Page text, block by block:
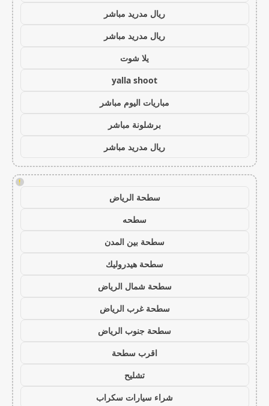
ريال مدريد مباشر
ريال مدريد مباشر
يلا شوت
yalla shoot
مباريات اليوم مباشر
برشلونة مباشر
ريال مدريد مباشر
!
سطحة الرياض
سطحه
سطحة بين المدن
سطحة هيدروليك
سطحة شمال الرياض
سطحة غرب الرياض
سطحة جنوب الرياض
اقرب سطحة
تشليح
شراء سيارات سكراب